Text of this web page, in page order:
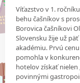
Víťazstvo v 1.
behu čašníkov s
Borovica čašníkovi
Slovensku žije už
akadémiu. Prvú
pomohla v
hotelov získať
povinnými